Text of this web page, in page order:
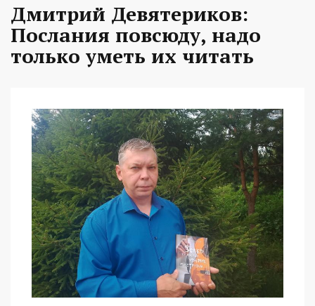
Дмитрий Девятериков:
Послания повсюду, надо
только уметь их читать